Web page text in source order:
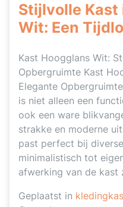
Stijlvolle Kast
Wit: Een
Kast Hoogglans Wit:
Opbergruimte Kast
Elegante
is niet alleen een
ook een ware
strakke en moderne
past perfect bij
minimalistisch tot
afwerking van de
Geplaatst in